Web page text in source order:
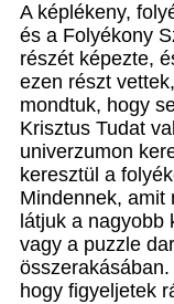
A képlékeny,
és a Folyékony
részét képezte,
ezen részt
mondtuk, hogy
Krisztus Tudat
univerzumon
keresztül a
Mindennek, amit
látjuk a nagyobb
vagy a puzzle
hogy figyeljetek